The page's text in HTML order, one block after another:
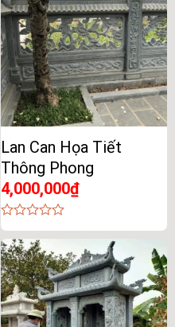
Lan Can Họa Tiết
Thông Phong
4,000,000₫
0
out
of
5